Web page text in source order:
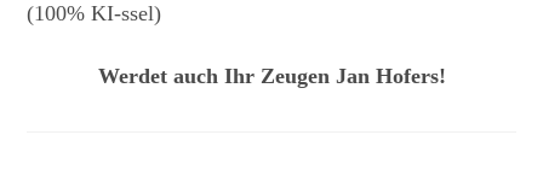
(100% KI-ssel)
Werdet auch Ihr Zeugen Jan Hofers!